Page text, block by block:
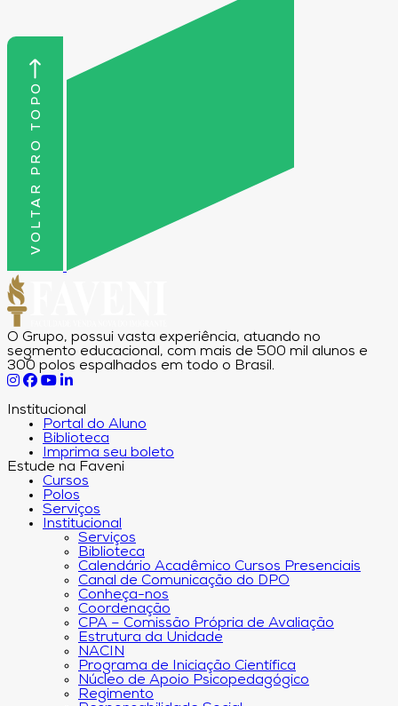
VOLTAR PRO TOPO
O Grupo, possui vasta experiência, atuando no
segmento educacional, com mais de 500 mil alunos e
300 polos espalhados em todo o Brasil.
Institucional
Portal do Aluno
Biblioteca
Imprima seu boleto
Estude na Faveni
Cursos
Polos
Serviços
Institucional
Serviços
Biblioteca
Calendário Acadêmico Cursos Presenciais
Canal de Comunicação do DPO
Conheça-nos
Coordenação
CPA – Comissão Própria de Avaliação
Estrutura da Unidade
NACIN
Programa de Iniciação Científica
Núcleo de Apoio Psicopedagógico
Regimento